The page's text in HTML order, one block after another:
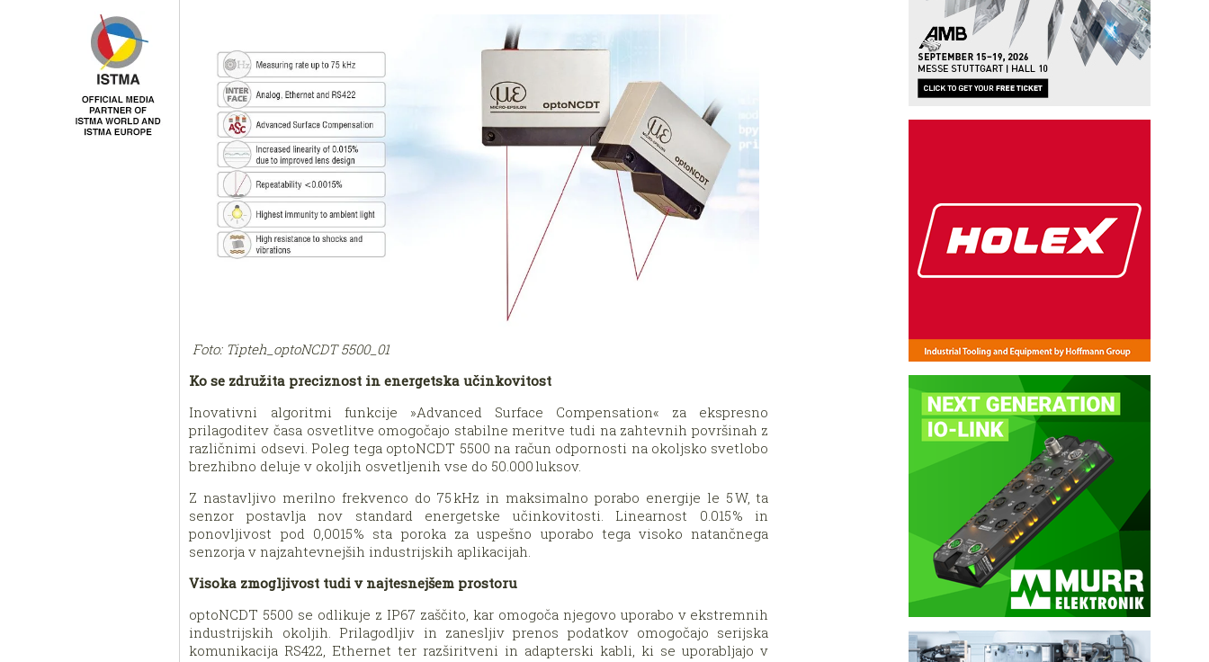
Foto: Tipteh_optoNCDT 5500_01
Ko se združita preciznost in energetska učinkovitost
Inovativni algoritmi funkcije »Advanced Surface Compensation« za ekspresno
prilagoditev časa osvetlitve omogočajo stabilne meritve tudi na zahtevnih površinah z
različnimi odsevi. Poleg tega optoNCDT 5500 na račun odpornosti na okoljsko svetlobo
brezhibno deluje v okoljih osvetljenih vse do 50.000 luksov.
Z nastavljivo merilno frekvenco do 75 kHz in maksimalno porabo energije le 5 W, ta
senzor postavlja nov standard energetske učinkovitosti. Linearnost 0.015 % in
ponovljivost pod 0,0015 % sta poroka za uspešno uporabo tega visoko natančnega
senzorja v najzahtevnejših industrijskih aplikacijah.
Visoka zmogljivost tudi v najtesnejšem prostoru
optoNCDT 5500 se odlikuje z IP67 zaščito, kar omogoča njegovo uporabo v ekstremnih
industrijskih okoljih. Prilagodljiv in zanesljiv prenos podatkov omogočajo serijska
komunikacija RS422, Ethernet ter razširitveni in adapterski kabli, ki se uporabljajo v